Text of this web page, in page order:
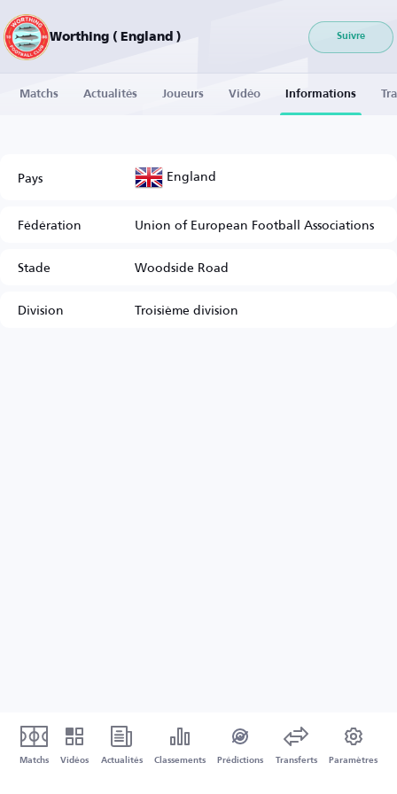
Worthing ( England ) Suivre
Matchs Actualités Joueurs Vidéo Informations
Pays England
Fédération
Union of European Football Associations
Stade
Woodside Road
Division
Troisième division
Matchs Vidéos Actualités Classements Prédictions Transferts Paramètres